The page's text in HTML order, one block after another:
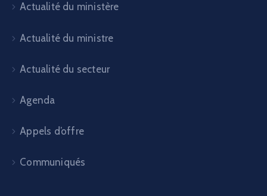
Actualité du ministère
Actualité du ministre
Actualité du secteur
Agenda
Appels d’offre
Communiqués